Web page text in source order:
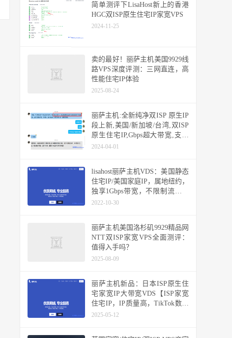
简单测评下LisaHost新上的香港
HGC双ISP原生住宅IP家宽VPS
2024-11-25
卖的最好！丽萨主机美国9929线
路VPS深度评测：三网直连，高
性能住宅IP体验
2025-08-24
丽萨主机:全新纯净双ISP 原生IP
段上新,美国/新加坡/台湾,双ISP
原生住宅IP,Gbps超大带宽,支持
Tiktok/解锁ChatGpt/NetFlix
2024-04-01
lisahost丽萨主机VDS：美国静态
住宅IP/美国家庭IP，属地纽约，
独享1Gbps带宽，不限制流量随
便跑，解锁所有美区锁区业务
2022-10-30
丽萨主机美国洛杉矶9929精品网
NTT双ISP家宽VPS全面测评：
值得入手吗？
2025-08-09
丽萨主机新品：日本ISP原生住
宅家宽IP大带宽VDS【ISP家宽
住宅IP，IP质量高，TikTok数据
好】
2025-05-12